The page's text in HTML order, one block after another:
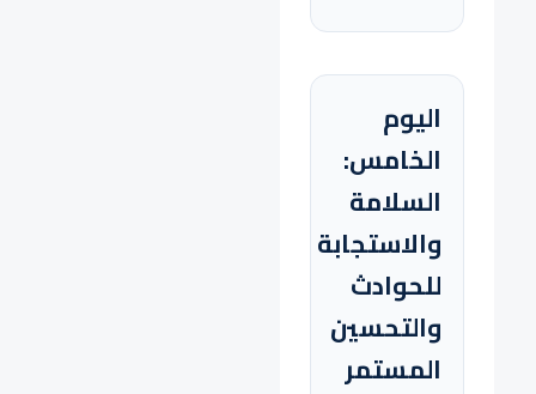
اليوم
الخامس:
السلامة
والاستجابة
للحوادث
والتحسين
المستمر